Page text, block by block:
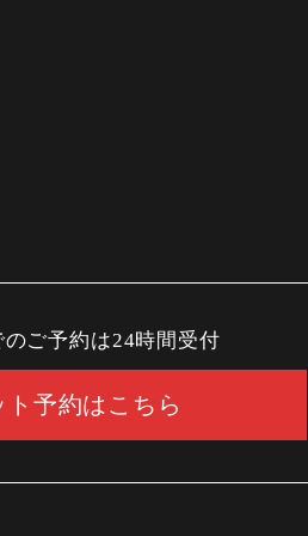
のご予約は24時間受付
ト予約はこちら